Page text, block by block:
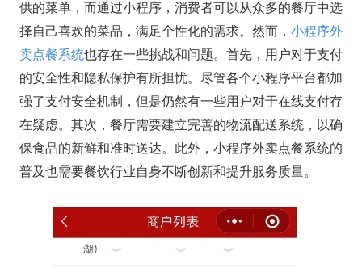
供的菜单，而通过小程序，消费者可以从众多的餐厅中选
择自己喜欢的菜品，满足个性化的需求。然而， 小程序外
卖点餐系统也存在一些挑战和问题。首先，用户对于支付
的安全性和隐私保护有所担忧。尽管各个小程序平台都加
强了支付安全机制，但是仍然有一些用户对于在线支付存
在疑虑。其次，餐厅需要建立完善的物流配送系统，以确
保食品的新鲜和准时送达。此外，小程序外卖点餐系统的
普及也需要餐饮行业自身不断创新和提升服务质量。